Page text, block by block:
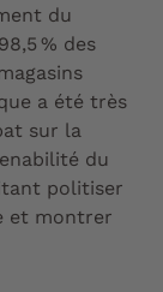
du
% des
a été très
sur la
du
politiser
et montrer